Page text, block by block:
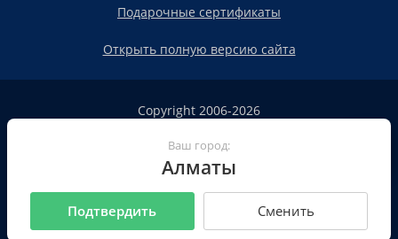
Подарочные сертификаты
Открыть полную версию сайта
Copyright 2006-2026
Сайт не является публичной офертой
Пользовательское соглашение
Политика конфиденциальности
Ваш город:
Алматы
Подтвердить Сменить